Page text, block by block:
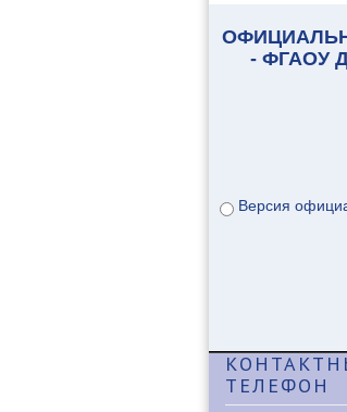
- ФГАОУ
Версия
ТЕЛЕФОН